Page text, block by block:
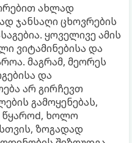
ახლად
ჯანსაღი ცხოვრების
ყოველივე ამის
ვიტამინებისა და
მაგრამ, მეორეს
და
არ გირჩევთ
გამოყენებას,
ხოლო
ზოგადად